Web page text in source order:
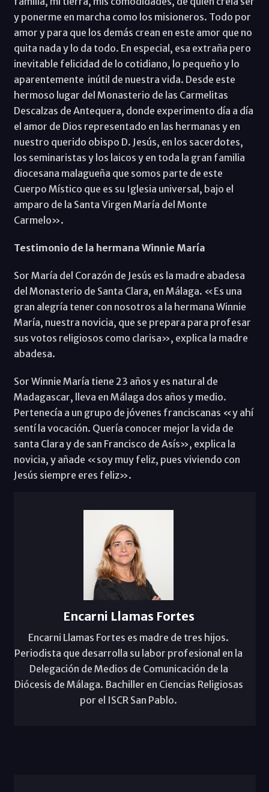
y ponerme en marcha como los misioneros. Todo por
amor y para que los demás crean en este amor que no
quita nada y lo da todo. En especial, esa extraña pero
inevitable felicidad de lo cotidiano, lo pequeño y lo
aparentemente inútil de nuestra vida. Desde este
hermoso lugar del Monasterio de las Carmelitas
Descalzas de Antequera, donde experimento día a día
el amor de Dios representado en las hermanas y en
nuestro querido obispo D. Jesús, en los sacerdotes,
los seminaristas y los laicos y en toda la gran familia
diocesana malagueña que somos parte de este
Cuerpo Místico que es su Iglesia universal, bajo el
amparo de la Santa Virgen María del Monte
Carmelo».
Testimonio de la hermana Winnie María
Sor María del Corazón de Jesús es la madre abadesa
del Monasterio de Santa Clara, en Málaga. «Es una
gran alegría tener con nosotros a la hermana Winnie
María, nuestra novicia, que se prepara para profesar
sus votos religiosos como clarisa», explica la madre
abadesa.
Sor Winnie María tiene 23 años y es natural de
Madagascar, lleva en Málaga dos años y medio.
Pertenecía a un grupo de jóvenes franciscanas «y ahí
sentí la vocación. Quería conocer mejor la vida de
santa Clara y de san Francisco de Asís», explica la
novicia, y añade «soy muy feliz, pues viviendo con
Jesús siempre eres feliz».
Encarni Llamas Fortes
Encarni Llamas Fortes es madre de tres hijos.
Periodista que desarrolla su labor profesional en la
Delegación de Medios de Comunicación de la
Diócesis de Málaga. Bachiller en Ciencias Religiosas
por el ISCR San Pablo.